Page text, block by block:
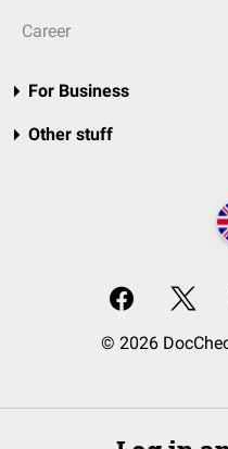
Career
For Business
Other stuff
© 2026